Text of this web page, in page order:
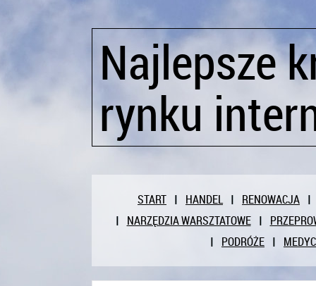
Najlepsze
rynku
START HANDEL
RENOWACJA
NARZĘDZIA WARSZTATOWE
PODRÓŻE